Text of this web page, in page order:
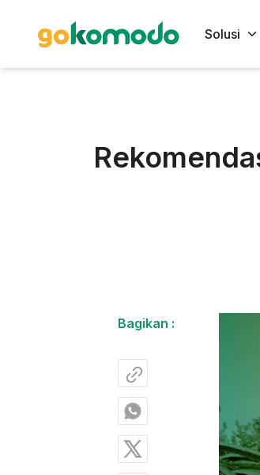
Solusi
Bagikan :